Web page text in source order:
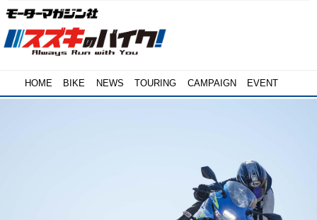
HOME BIKE NEWS TOURING CAMPAIGN EVENT